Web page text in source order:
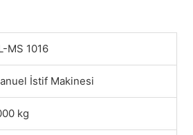
MS 1016
İstif Makinesi
kg